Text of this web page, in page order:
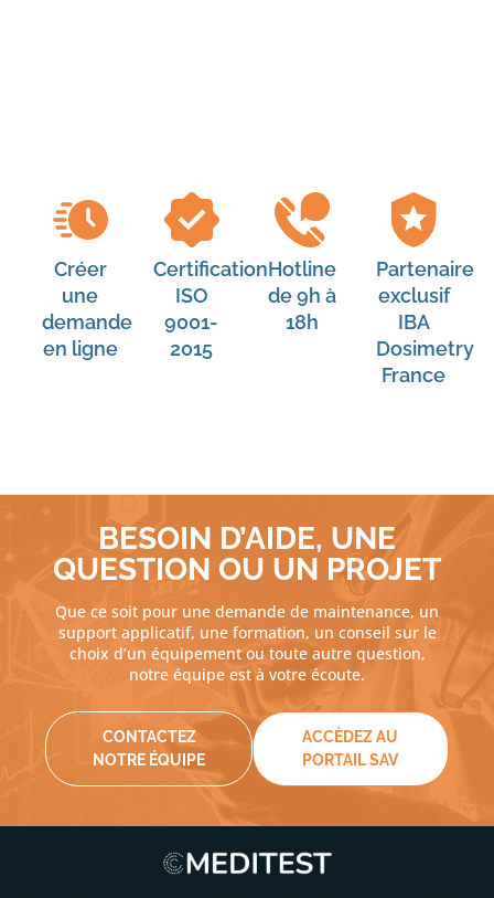
Créer
une
demande
en ligne
Certification
ISO
9001-
2015
Hotline
de 9h à
18h
Partenaire
exclusif
IBA
Dosimetry
France
BESOIN D’AIDE, UNE
QUESTION OU UN PROJET
Que ce soit pour une demande de maintenance, un
support applicatif, une formation, un conseil sur le
choix d’un équipement ou toute autre question,
notre équipe est à votre écoute.
CONTACTEZ
NOTRE ÉQUIPE
ACCÈDEZ AU
PORTAIL SAV